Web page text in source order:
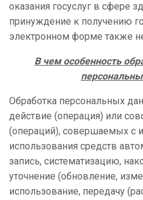
оказания госуслуг в сфере
принуждение к получению
электронном форме также
В чем особенность
Обработка персональных
действие (операция) или
(операций), совершаемых с
использования средств
запись, систематизацию,
уточнение (обновление,
использование, передачу